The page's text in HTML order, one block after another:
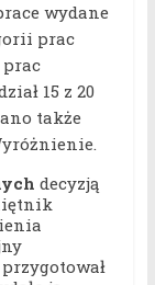
wydane
prac
15 z 20
także
decyzją